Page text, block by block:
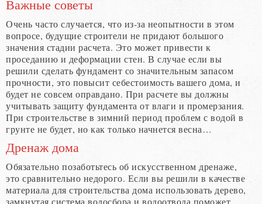
Важные советы
Очень часто случается, что из-за неопытности в этом
вопросе, будущие строители не придают большого
значения стадии расчета. Это может привести к
проседанию и деформации стен. В случае если вы
решили сделать фундамент со значительным запасом
прочности, это повысит себестоимость вашего дома, и
будет не совсем оправдано. При расчете вы должны
учитывать защиту фундамента от влаги и промерзания.
При строительстве в зимний период проблем с водой в
грунте не будет, но как только начнется весна…
Дренаж дома
Обязательно позаботьтесь об искусственном дренаже,
это сравнительно недорого. Если вы решили в качестве
материала для строительства дома использовать дерево,
замкнутая система водосбора и водоотвода поможет